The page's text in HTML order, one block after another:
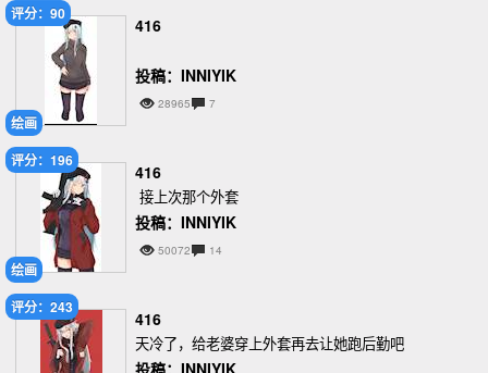
绘画
评分：90
416
投稿：INNIYIK
28965 7
绘画
评分：196
416
接上次那个外套
投稿：INNIYIK
50072 14
评分：243
416
天冷了，给老婆穿上外套再去让她跑后勤吧
投稿：INNIYIK